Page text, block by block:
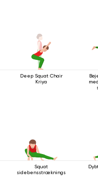
Deep Squat Chair
Kriya
Squat
sidebensstrækningsstilling